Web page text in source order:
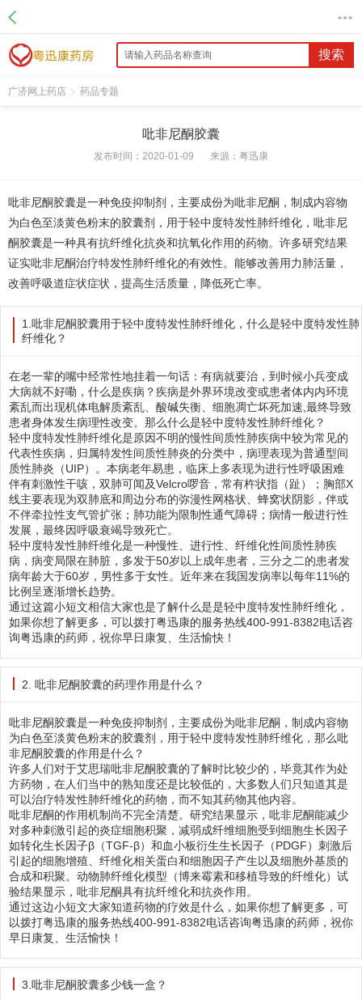
搜索
广济网上药店 药品专题
吡非尼酮胶囊
发布时间：2020-01-09 来源： 粤迅康
吡非尼酮胶囊是一种免疫抑制剂，主要成份为吡非尼酮，制成内容物
为白色至淡黄色粉末的胶囊剂，用于轻中度特发性肺纤维化，吡非尼
酮胶囊是一种具有抗纤维化抗炎和抗氧化作用的药物。许多研究结果
证实吡非尼酮治疗特发性肺纤维化的有效性。能够改善用力肺活量，
改善呼吸道症状症状，提高生活质量，降低死亡率。
1.吡非尼酮胶囊用于轻中度特发性肺纤维化，什么是轻中度特发性肺
纤维化？
在老一辈的嘴中经常性地挂着一句话：有病就要治，到时候小兵变成
大病就不好嘞，什么是疾病？疾病是外界环境改变或患者体内内环境
紊乱而出现机体电解质紊乱、酸碱失衡、细胞凋亡坏死加速,最终导致
患者身体发生病理性改变。那么什么是轻中度特发性肺纤维化？
轻中度特发性肺纤维化是原因不明的慢性间质性肺疾病中较为常见的
代表性疾病，归属特发性间质性肺炎的分类中，病理表现为普通型间
质性肺炎（UIP）。本病老年易患，临床上多表现为进行性呼吸困难
伴有刺激性干咳，双肺可闻及Velcro啰音，常有杵状指（趾）；胸部X
线主要表现为双肺底和周边分布的弥漫性网格状、蜂窝状阴影，伴或
不伴牵拉性支气管扩张；肺功能为限制性通气障碍；病情一般进行性
发展，最终因呼吸衰竭导致死亡。
轻中度特发性肺纤维化是一种慢性、进行性、纤维化性间质性肺疾
病，病变局限在肺脏，多发于50岁以上成年患者，三分之二的患者发
病年龄大于60岁，男性多于女性。近年来在我国发病率以每年11%的
比例呈逐渐增长趋势。
通过这篇小短文相信大家也是了解什么是是轻中度特发性肺纤维化，
如果你想了解更多，可以拨打粤迅康的服务热线400-991-8382电话咨
询粤迅康的药师，祝你早日康复、生活愉快！
2. 吡非尼酮胶囊的药理作用是什么？
吡非尼酮胶囊是一种免疫抑制剂，主要成份为吡非尼酮，制成内容物
为白色至淡黄色粉末的胶囊剂，用于轻中度特发性肺纤维化，那么吡
非尼酮胶囊的作用是什么？
许多人们对于艾思瑞吡非尼酮胶囊的了解时比较少的，毕竟其作为处
方药物，在人们当中的熟知度还是比较低的，大多数人们只知道其是
可以治疗特发性肺纤维化的药物，而不知其药物其他内容。
吡非尼酮的作用机制尚不完全清楚。研究结果显示，吡非尼酮能减少
对多种刺激引起的炎症细胞积聚，减弱成纤维细胞受到细胞生长因子
如转化生长因子β（TGF-β）和血小板衍生生长因子（PDGF）刺激后
引起的细胞增殖、纤维化相关蛋白和细胞因子产生以及细胞外基质的
合成和积聚。动物肺纤维化模型（博来霉素和移植导致的纤维化）试
验结果显示，吡非尼酮具有抗纤维化和抗炎作用。
通过这边小短文大家知道药物的疗效是什么，如果你想了解更多，可
以拨打粤迅康的服务热线400-991-8382电话咨询粤迅康的药师，祝你
早日康复、生活愉快！
3.吡非尼酮胶囊多少钱一盒？